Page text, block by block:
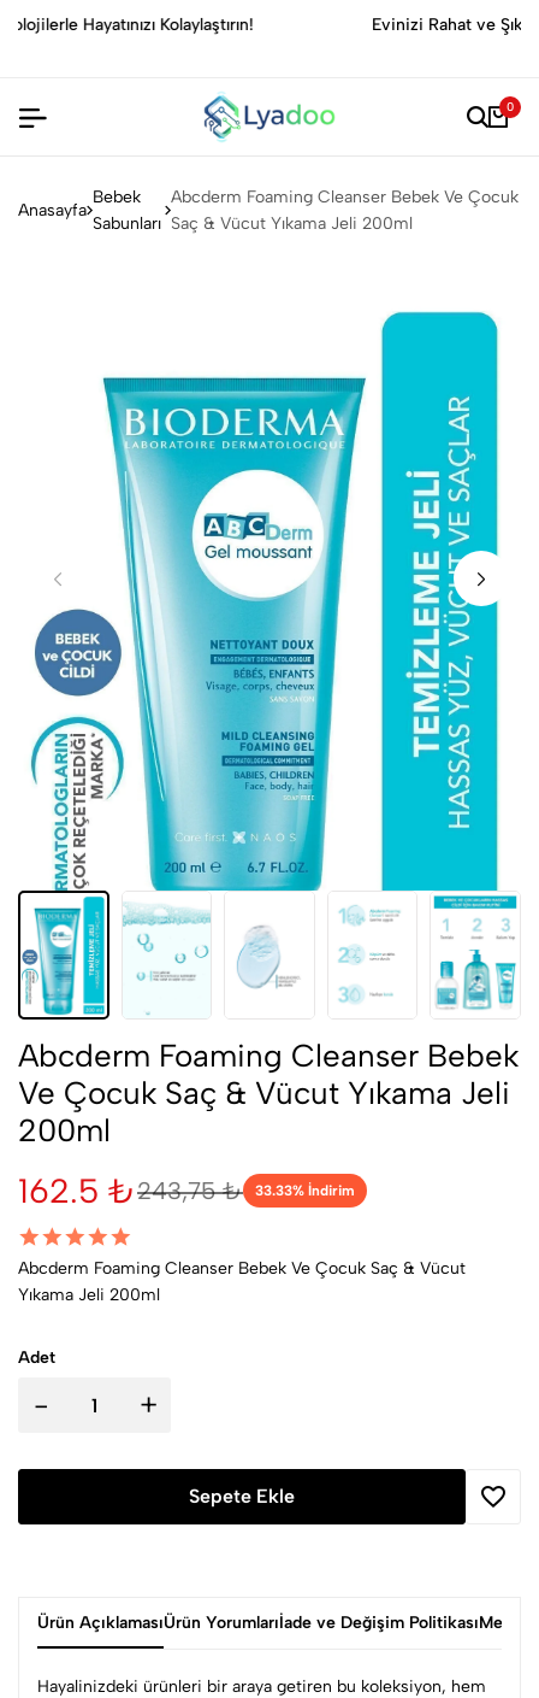
Evinizi Rahat ve Şık Hale Getirin, Her Köşede
0
Anasayfa
Bebek
Sabunları
Abcderm Foaming Cleanser Bebek Ve Çocuk
Saç & Vücut Yıkama Jeli 200ml
Abcderm Foaming Cleanser Bebek
Ve Çocuk Saç & Vücut Yıkama Jeli
200ml
162.5 ₺243,75 ₺ 33.33% İndirim
Abcderm Foaming Cleanser Bebek Ve Çocuk Saç & Vücut
Yıkama Jeli 200ml
Adet
- +
Sepete Ekle
Ürün AçıklamasıÜrün Yorumlarıİade ve Değişim Politikası
Hayalinizdeki ürünleri bir araya getiren bu koleksiyon, hem